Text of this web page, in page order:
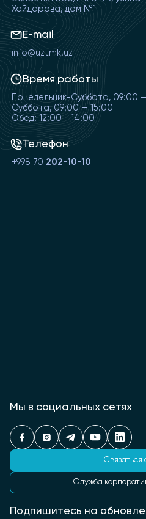
Хайдарова, дом №1
E-mail
info@uztmk.uz
Время работы
Понедельник-Суббота, 09:00
Суббота, 09:00 — 15:00
Обед: 12:00 - 14:00
Телефон
+998 70 202-10-10
Мы в социальных сетях
Связаться
Служба
Подпишитесь на